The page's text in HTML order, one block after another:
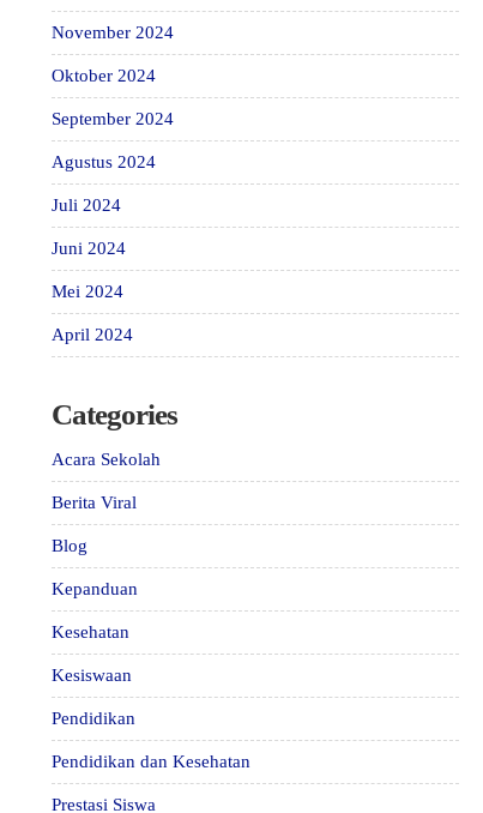
November 2024
Oktober 2024
September 2024
Agustus 2024
Juli 2024
Juni 2024
Mei 2024
April 2024
Categories
Acara Sekolah
Berita Viral
Blog
Kepanduan
Kesehatan
Kesiswaan
Pendidikan
Pendidikan dan Kesehatan
Prestasi Siswa